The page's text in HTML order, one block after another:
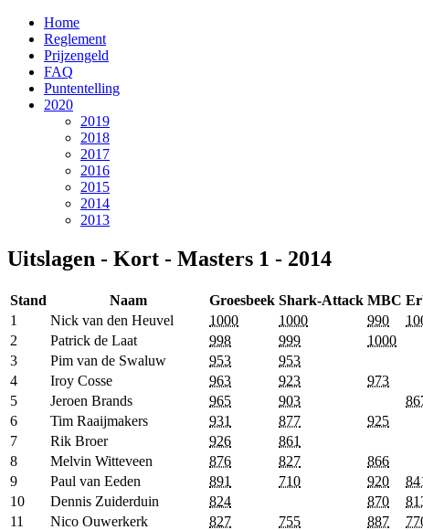
Home
Reglement
Prijzengeld
FAQ
Puntentelling
2020
2019
2018
2017
2016
2015
2014
2013
Uitslagen - Kort - Masters 1 - 2014
Stand Naam Groesbeek Shark-Attack MBC
1
Nick van den Heuvel 1000 1000 990
2
Patrick de Laat 998 999 1000
3
Pim van de Swaluw 953 953
4
Iroy Cosse 963 923 973
5
Jeroen Brands 965 903
6
Tim Raaijmakers 931 877 925
7
Rik Broer 926 861
8
Melvin Witteveen 876 827 866
9
Paul van Eeden 891 710 920
10
Dennis Zuiderduin 824 870
11
Nico Ouwerkerk 827 755 887